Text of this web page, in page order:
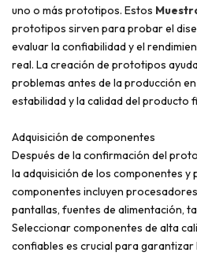
uno o más prototipos. Estos
prototipos sirven para probar el
evaluar la confiabilidad y el
real. La creación de prototipos
problemas antes de la producción
estabilidad y la calidad del producto
Adquisición de componentes
Después de la confirmación del
la adquisición de los componentes y
componentes incluyen
pantallas, fuentes de alimentación,
Seleccionar componentes de alta
confiables es crucial para